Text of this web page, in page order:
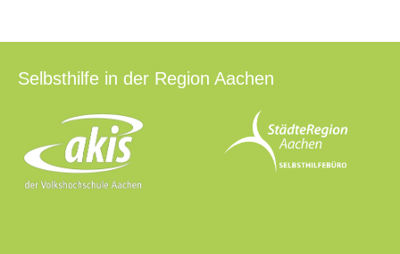
Selbsthilfe in der Region Aachen